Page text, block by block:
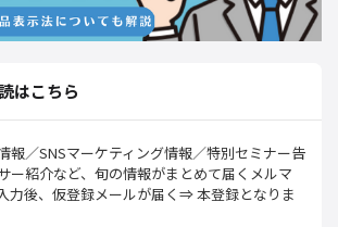
はこちら
報／SNSマーケティング情報／特別セミナー告
ー紹介など、旬の情報がまとめて届くメルマ
力後、仮登録メールが届く⇒ 本登録となりま